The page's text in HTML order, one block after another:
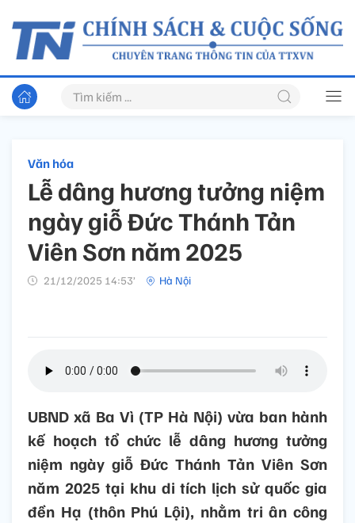
Văn hóa
Lễ dâng hương tưởng niệm
ngày giỗ Đức Thánh Tản
Viên Sơn năm 2025
21/12/2025 14:53’ Hà Nội
UBND xã Ba Vì (TP Hà Nội) vừa ban hành
kế hoạch tổ chức lễ dâng hương tưởng
niệm ngày giỗ Đức Thánh Tản Viên Sơn
năm 2025 tại khu di tích lịch sử quốc gia
đền Hạ (thôn Phú Lội), nhằm tri ân công